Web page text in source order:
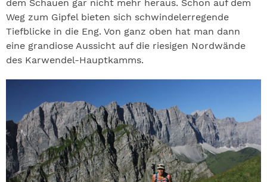
dem Schauen gar nicht mehr heraus. Schon auf dem
Weg zum Gipfel bieten sich schwindelerregende
Tiefblicke in die Eng. Von ganz oben hat man dann
eine grandiose Aussicht auf die riesigen Nordwände
des Karwendel-Hauptkamms.